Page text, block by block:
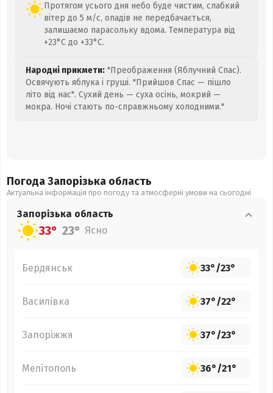
Протягом усього дня небо буде чистим, слабкий
вітер до 5 м/с, опадів не передбачається,
залишаємо парасольку вдома. Температура від
+23°C до +33°C.
Народні прикмети: "Преображення (Яблучний Спас).
Освячують яблука і груші. "Прийшов Спас — пішло
літо від нас". Сухий день — суха осінь, мокрий —
мокра. Ночі стають по-справжньому холодними."
Погода Запорізька область
Актуальна інформація про погоду та атмосферні умови на сьогодні
Запорізька область
33° 23° Ясно
Бердянськ 33°/23°
Василівка 37°/22°
Запоріжжя 37°/23°
Мелітополь 36°/21°